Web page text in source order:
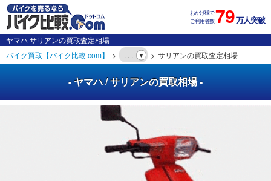
おかげ様で
ご利用者数79万人突破
ヤマハ サリアンの買取査定相場
バイク買取【バイク比較.com】
. . . サリアンの買取査定相場
- ヤマハ / サリアンの買取相場 -